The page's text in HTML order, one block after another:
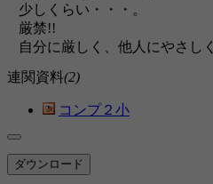
少しくらい・・・。
厳禁!!
自分に厳しく、他人にやさしく
連関資料(2)
コンプ２小
ダウンロード